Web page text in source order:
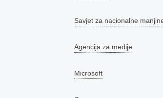
Savjet za nacionalne
Agencija za medije
Microsoft